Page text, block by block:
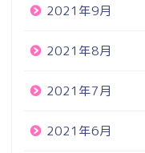
2021年9月
2021年8月
2021年7月
2021年6月